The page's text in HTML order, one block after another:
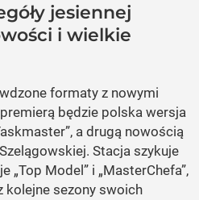
jesiennej
i wielkie
formaty z nowymi
będzie polska wersja
a drugą nowością
Stacja szykuje
„Top Model” i „MasterChefa”,
kolejne sezony swoich